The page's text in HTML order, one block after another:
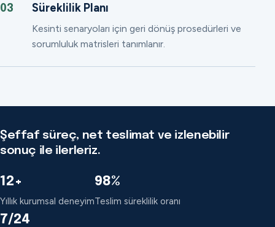
03 Süreklilik Planı
Kesinti senaryoları için geri dönüş prosedürleri ve
sorumluluk matrisleri tanımlanır.
Şeffaf süreç, net teslimat ve izlenebilir
sonuç ile ilerleriz.
12+
Yıllık kurumsal deneyim
98%
Teslim süreklilik oranı
7/24